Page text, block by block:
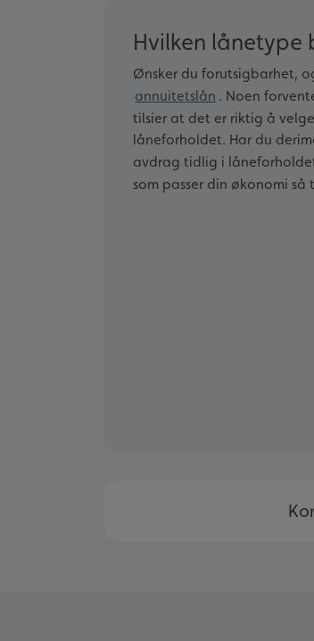
Hvilken lånetype
Ønsker du forutsigbarhet,
annuitetslån . Noen
tilsier at det er riktig å
låneforholdet. Har du
avdrag tidlig i
som passer din økonomi så